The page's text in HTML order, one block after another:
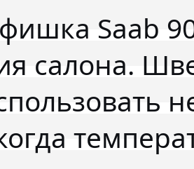
Saab
салона.